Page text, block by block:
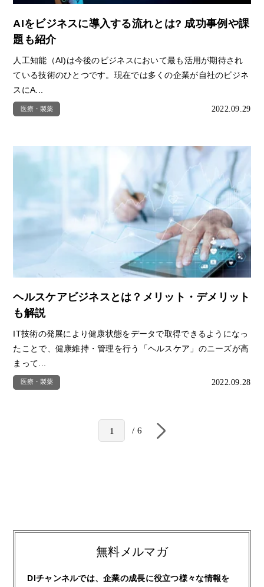
AIをビジネスに導入する流れとは? 成功事例や課
題も紹介
人工知能（AI)は今後のビジネスにおいて最も活用が期待され
ている技術のひとつです。現在では多くの企業が自社のビジネ
スにA...
医療・製薬 2022.09.29
ヘルスケアビジネスとは？メリット・デメリット
も解説
IT技術の発展により健康状態をデータで取得できるようになっ
たことで、健康維持・管理を行う「ヘルスケア」のニーズが高
まって...
医療・製薬 2022.09.28
1 6
無料メルマガ
DIチャンネルでは、企業の成長に役立つ様々な情報を